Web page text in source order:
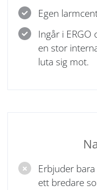
Egen
Ingår i ERGO
en stor
luta sig mot.
Erbjuder
ett bredare